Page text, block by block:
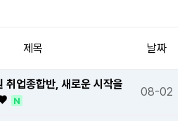
제목 날짜
취업종합반, 새로운 시작을
N
08-02